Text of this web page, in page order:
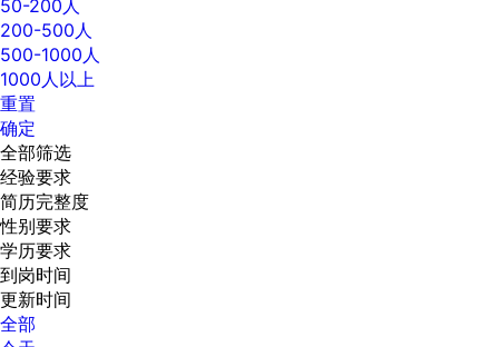
50-200人
200-500人
500-1000人
1000人以上
重置
确定
全部筛选
经验要求
简历完整度
性别要求
学历要求
到岗时间
更新时间
全部